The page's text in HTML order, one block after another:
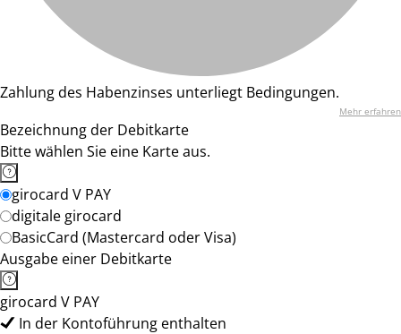
Zahlung des Habenzinses unterliegt Bedingungen.
Mehr erfahren
Bezeichnung der Debitkarte
Bitte wählen Sie eine Karte aus.
girocard V PAY
digitale girocard
BasicCard (Mastercard oder Visa)
Ausgabe einer Debitkarte
girocard V PAY
In der Kontoführung enthalten